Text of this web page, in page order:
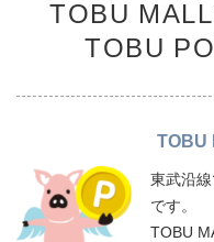
TOBU
TOBU
TOBU
東武沿
です。
TOBU